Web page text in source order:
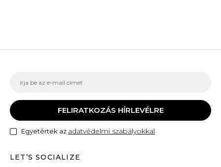
FELIRATKOZÁS HÍRLEVÉLRE
Egyetértek az adatvédelmi szabályokkal
LET’S SOCIALIZE